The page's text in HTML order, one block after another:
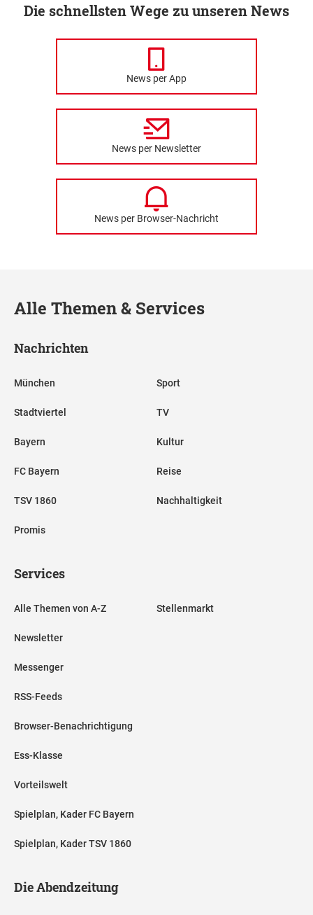
Die schnellsten Wege zu unseren News
News per App
News per Newsletter
News per Browser-Nachricht
Alle Themen & Services
Nachrichten
München
Stadtviertel
Bayern
FC Bayern
TSV 1860
Promis
Sport
TV
Kultur
Reise
Nachhaltigkeit
Services
Alle Themen von A-Z
Newsletter
Messenger
RSS-Feeds
Browser-Benachrichtigung
Ess-Klasse
Vorteilswelt
Spielplan, Kader FC Bayern
Spielplan, Kader TSV 1860
Stellenmarkt
Die Abendzeitung